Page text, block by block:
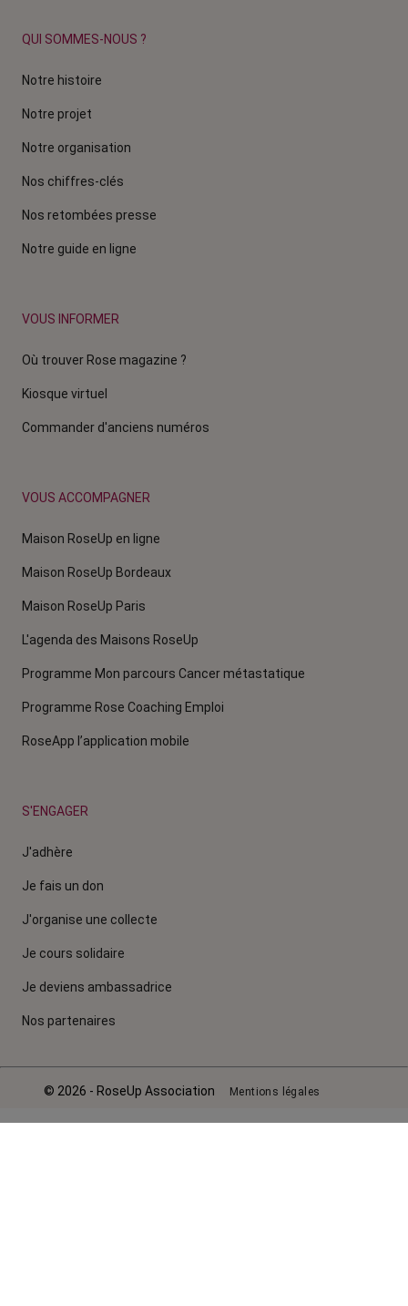
QUI SOMMES-NOUS ?
Notre histoire
Notre projet
Notre organisation
Nos chiffres-clés
Nos retombées presse
Notre guide en ligne
VOUS INFORMER
Où trouver Rose magazine ?
Kiosque virtuel
Commander d'anciens numéros
VOUS ACCOMPAGNER
Maison RoseUp en ligne
Maison RoseUp Bordeaux
Maison RoseUp Paris
L'agenda des Maisons RoseUp
Programme Mon parcours Cancer métastatique
Programme Rose Coaching Emploi
RoseApp l’application mobile
S'ENGAGER
J'adhère
Je fais un don
J'organise une collecte
Je cours solidaire
Je deviens ambassadrice
Nos partenaires
© 2026 - RoseUp Association Mentions légales